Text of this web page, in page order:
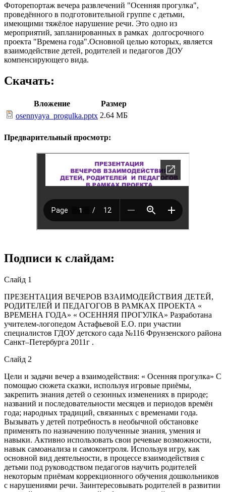
Фоторепортаж вечера развлечений "Осенняя прогулка",
проведённого в подготовительной группе с детьми,
имеющими тяжёлое нарушение речи. Это одно из
мероприятий, запланированных в рамках долгосрочного
проекта "Времена года".Основной целью которых, является
взаимодействие детей, родителей и педагогов ДОУ
компенсирующего вида.
Скачать:
Вложение
Размер
osennyaya_progulka.pptx 2.64 МБ
Предварительный просмотр:
Подписи к слайдам:
Слайд 1
ПРЕЗЕНТАЦИЯ ВЕЧЕРОВ ВЗАИМОДЕЙСТВИЯ ДЕТЕЙ,
РОДИТЕЛЕЙ И ПЕДАГОГОВ В РАМКАХ ПРОЕКТА «
ВРЕМЕНА ГОДА» « ОСЕННЯЯ ПРОГУЛКА» Разработана
учителем-логопедом Астафьевой Е.О. при участии
специалистов ГДОУ детского сада №116 Фрунзенского района
Санкт–Петербурга 2011г .
Слайд 2
Цели и задачи вечер а взаимодействия: « Осенняя прогулка» С
помощью сюжета сказки, используя игровые приёмы,
закрепить знания детей о сезонных изменениях в природе;
названий и последовательности месяцев и периодов времён
года; народных традиций, связанных с временами года.
Вызывать у детей потребность в необычной обстановке
применять по назначению полученные знания, умения и
навыки. Активно использовать свои речевые возможности,
навык самоанализа и самоконтроля. Используя игру, как
основной вид деятельности, в процессе взаимодействия с
детьми под руководством педагогов научить родителей
некоторым приёмам коррекционного обучения дошкольников
с нарушениями речи. Заинтересовывать родителей в развитии